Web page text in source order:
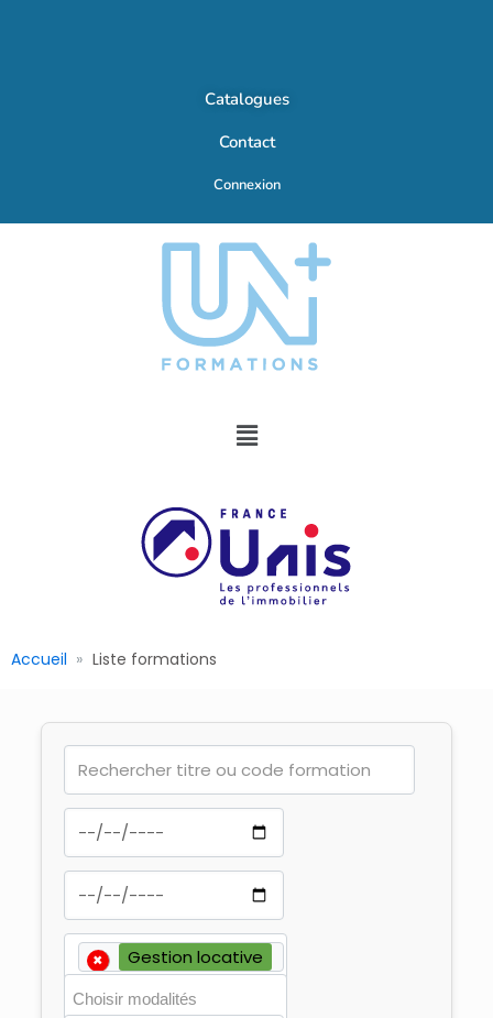
Catalogues
Contact
Connexion
Accueil Liste formations
×
× Gestion locative